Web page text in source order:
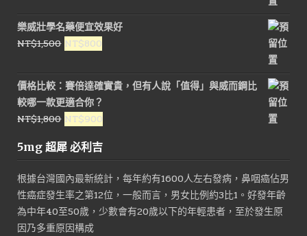
價
格：
NT$3,500。
價
格：
樂威壯學名藥便宜效果好
NT$1,500 原
價
格：
NT$1,500。
NT$800
價
格：
NT$800。
價格比較：賽倍達確實貴，但有人說「值得」與威而鋼比
較哪一款更適合你？
NT$1,800 原
價
NT$1,800。
NT$900
NT$900。
5mg 超犀 必利吉
根據台灣國內最新統計，每年約有1600人左右發病，鼻咽癌佔男
性癌症發生率之第12位，一般而言，男女比例約3比1。好發年齡
為中年40至50歲，少數會有20歲以下的年輕患者，至於發生原
因乃多重原因構成